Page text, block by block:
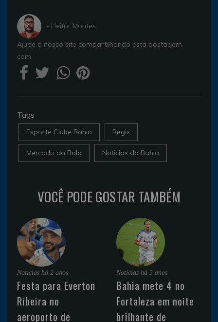
- Heitor Montes
Ajude o nosso site compartilhando esta postagem
com
Tags
Esporte Clube Bahia Regis
Mercado da Bola Noticias do Bahia
VOCÊ PODE GOSTAR TAMBÉM
Noticias há 2 anos
Festa para Everton
Ribeira no
aeroporto de
Noticias há 5 anos
Bahia mete 4 no
Fortaleza em noite
brilhante de